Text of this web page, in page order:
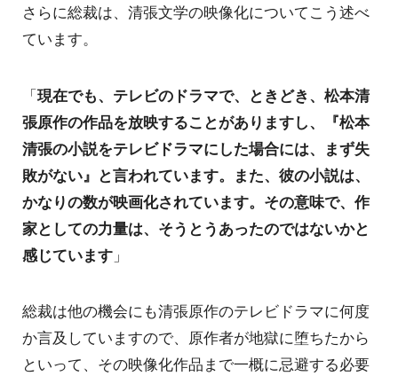
さらに総裁は、清張文学の映像化についてこう述べ
ています。
「現在でも、テレビのドラマで、ときどき、松本清
張原作の作品を放映することがありますし、『松本
清張の小説をテレビドラマにした場合には、まず失
敗がない』と言われています。また、彼の小説は、
かなりの数が映画化されています。その意味で、作
家としての力量は、そうとうあったのではないかと
感じています 」
総裁は他の機会にも清張原作のテレビドラマに何度
か言及していますので、原作者が地獄に堕ちたから
といって、その映像化作品まで一概に忌避する必要